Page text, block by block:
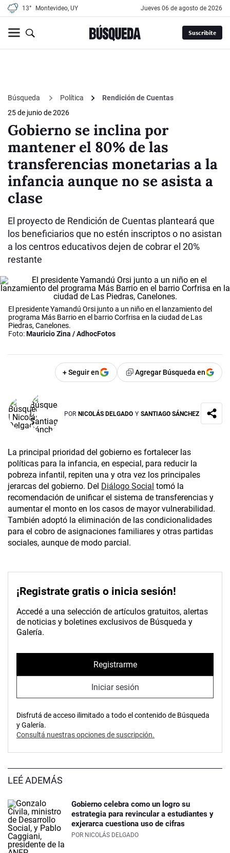
13° Montevideo, UY jueves 06 de agosto de 2026
Suscribite
Búsqueda Política
Rendición de Cuentas
25 de junio de 2026
Gobierno se inclina por
mantener el 80% de las
transferencias monetarias a la
infancia aunque no se asista a
clase
El proyecto de Rendición de Cuentas planteará que
los beneficiarios que no estén inscriptos o no asistan
a los centros educativos dejen de cobrar el 20%
restante
El presidente Yamandú Orsi junto a un niño en el lanzamiento del
programa Más Barrio en el barrio Corfrisa en la ciudad de Las
Piedras, Canelones.
Foto:Mauricio Zina / AdhocFotos
+ Seguir en Agregar Búsqueda en
POR NICOLÁS DELGADO Y SANTIAGO SÁNCHEZ
La principal prioridad del gobierno es fortalecer las
políticas para la infancia, en especial, para reducir la
pobreza infantil, repiten una y otra vez los principales
jerarcas del gobierno. Del Diálogo Social tomó la
recomendación de unificar el sistema de transferencias y
aumentar el monto en los casos de mayor vulnerabilidad.
También adoptó la eliminación de las condicionalidades
para el cobro de asignaciones familiares y otras partidas
sociales, aunque de modo parcial.
¡Registrate gratis o inicia sesión!
Accedé a una selección de artículos gratuitos, alertas
de noticias y boletines exclusivos de Búsqueda y
Galería.
Registrarme
Iniciar sesión
Disfrutá de acceso ilimitado a todo el contenido de Búsqueda
y Galería.
Consultá nuestras opciones de suscripción.
LEÉ ADEMÁS
Gobierno celebra como un logro su
estrategia para revincular a estudiantes y
exjerarca cuestiona uso de cifras
POR NICOLÁS DELGADO